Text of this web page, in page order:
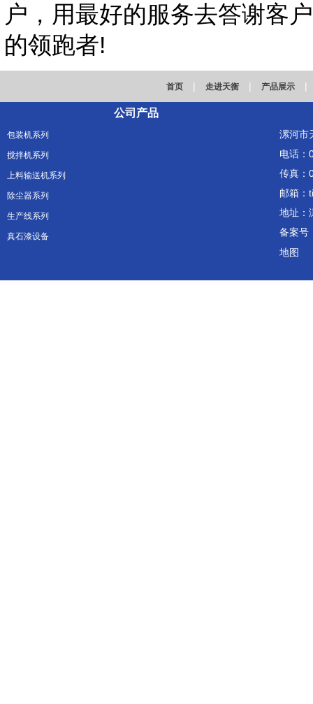
户，用最好的服务去答谢客
的领跑者!
首页 | 走进天衡 | 产品展示 |
公司产品
包装机系列
搅拌机系列
上料输送机系列
除尘器系列
生产线系列
真石漆设备
漯河市
电话：
传真：
邮箱：
地址：
备案号
地图